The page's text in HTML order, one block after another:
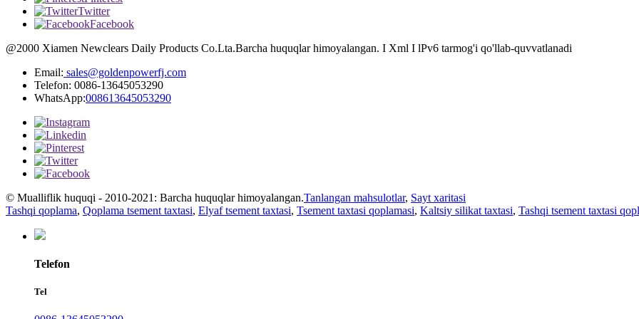
Twitter
Facebook
@2000 Xiamen Newclears Daily Products Co.Lta.Barcha huquqlar himoyalangan. I Xml I lPv6 tarmog'i qo'llab-quvvatlanadi
Email: sales@goldenpowerfj.com
Telefon: 0086-13645053290
WhatsApp:008613645053290
© Mualliflik huquqi - 2010-2021: Barcha huquqlar himoyalangan.Tanlangan mahsulotlar, Sayt xaritasi
Tashqi qoplama, Qoplama tsement taxtasi, Elyaf tsement taxtasi, Tsement taxtasi qoplamasi, Kaltsiy silikat taxtasi, Tashqi tsement taxtasi
Telefon
Tel